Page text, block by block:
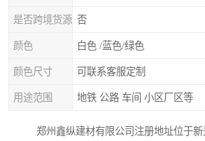
是否跨境货源 否
颜色 白色 /蓝色/绿色
颜色尺寸 可联系客服定制
用途范围 地铁 公路 车间 小区厂区等
郑州鑫纵建材有限公司注册地址位于新